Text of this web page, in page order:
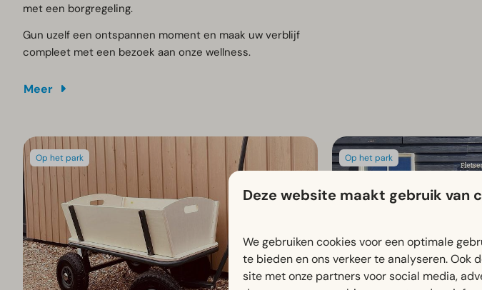
met een borgregeling.
Gun uzelf een ontspannen moment en maak uw verblijf
compleet met een bezoek aan onze wellness.
Meer
Op het park Op het park
Deze website maakt gebruik van
We gebruiken cookies voor een optimale
te bieden en ons verkeer te analyseren. Ook
site met onze partners voor social media,